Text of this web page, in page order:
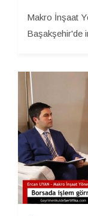
Makro İnşaat
Başakşehir'de